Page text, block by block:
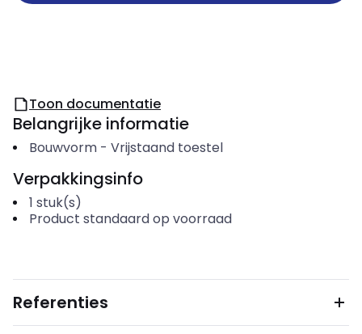
Toon documentatie
Belangrijke informatie
Bouwvorm- Vrijstaand toestel
Verpakkingsinfo
1 stuk(s)
Product standaard op voorraad
Referenties